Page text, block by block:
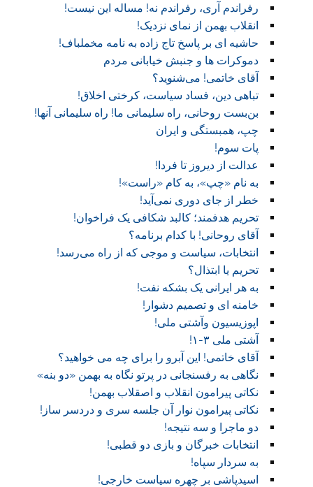
رفراندم آری، رفراندم نه! مساله این نیست!
انقلاب بهمن از نمای نزدیک!
حاشیه ای بر پاسخ تاج زاده به نامه مخملباف!
دموکرات ها و جنبش خیابانی مردم
آقای خاتمی! می‌شنوید؟
تباهی دین، فساد سیاست، کرختی اخلاق!
بن‌بست روحانی، راه سلیمانی ما! راه سلیمانی آنها!
چپ، همبستگی و ایران
پات سوم!
عدالت از دیروز تا فردا!
به نام «چپ»، به کام «راست»!
خطر از جای دوری نمی‌آید!
تحریم هدفمند؛ کالبد شکافی یک فراخوان!
آقای روحانی! با کدام برنامه؟
انتخابات، سیاست و موجی که از راه می‌رسد!
تحریم یا ابتذال؟
به هر ایرانی یک بشکه نفت!
خامنه ای و تصمیم دشوار!
اپوزیسیون وآشتی ملی!
آشتی ملی ۳-۱!
آقای خاتمی! این آبرو را برای چه می خواهید؟
نگاهی به رفسنجانی در پرتو نگاه به بهمن «دو بنه»
نکاتی پیرامون انقلاب و اصقلاب بهمن!
نکاتی پیرامون نوار آن جلسه سری و دردسر ساز!
دو ماجرا و سه نتیجه!
انتخابات خبرگان و بازی دو قطبی!
به سردار سپاه!
اسیدپاشی بر چهره سیاست خارجی!